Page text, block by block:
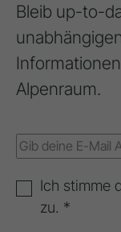
Bleib up-to-
Alpenraum.
Ich stimme
zu. *